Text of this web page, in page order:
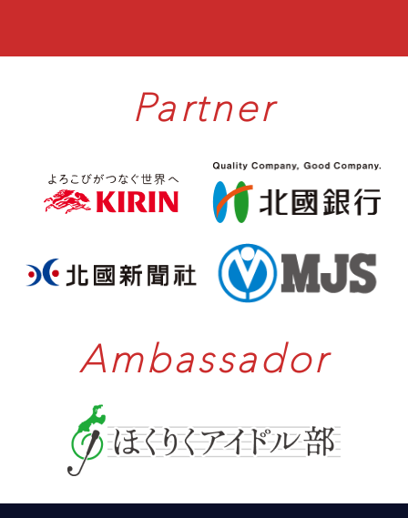
Partner
Ambassador